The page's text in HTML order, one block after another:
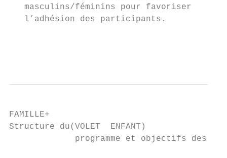
   masculins/féminins pour favoriser
l’adhésion des participants.
FAMILLE+
Structure du(VOLET  ENFANT)
programme et objectifs des